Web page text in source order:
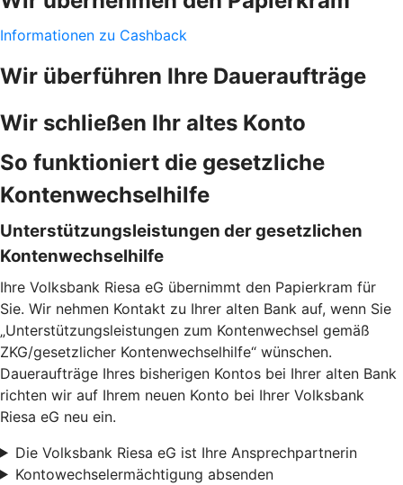
Informationen zu Cashback
Wir überführen Ihre Daueraufträge
Wir schließen Ihr altes Konto
So funktioniert die gesetzliche
Kontenwechselhilfe
Unterstützungsleistungen der gesetzlichen
Kontenwechselhilfe
Ihre Volksbank Riesa eG übernimmt den Papierkram für
Sie. Wir nehmen Kontakt zu Ihrer alten Bank auf, wenn Sie
„Unterstützungsleistungen zum Kontenwechsel gemäß
ZKG/gesetzlicher Kontenwechselhilfe“ wünschen.
Daueraufträge Ihres bisherigen Kontos bei Ihrer alten Bank
richten wir auf Ihrem neuen Konto bei Ihrer Volksbank
Riesa eG neu ein.
Die Volksbank Riesa eG ist Ihre Ansprechpartnerin
Kontowechselermächtigung absenden